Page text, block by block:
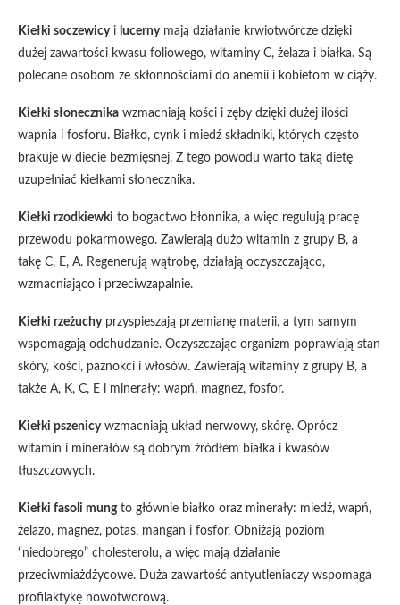
Kiełki soczewicyi lucernymają działanie krwiotwórcze dzięki
dużej zawartości kwasu foliowego, witaminy C, żelaza i białka. Są
polecane osobom ze skłonnościami do anemii i kobietom w ciąży.
Kiełki słonecznika wzmacniają kości i zęby dzięki dużej ilości
wapnia i fosforu. Białko, cynk i miedź składniki, których często
brakuje w diecie bezmięsnej. Z tego powodu warto taką dietę
uzupełniać kiełkami słonecznika.
Kiełki rzodkiewki to bogactwo błonnika, a więc regulują pracę
przewodu pokarmowego. Zawierają dużo witamin z grupy B, a
takę C, E, A. Regenerują wątrobę, działają oczyszczająco,
wzmacniająco i przeciwzapalnie.
Kiełki rzeżuchyprzyspieszają przemianę materii, a tym samym
wspomagają odchudzanie. Oczyszczając organizm poprawiają stan
skóry, kości, paznokci i włosów. Zawierają witaminy z grupy B, a
także A, K, C, E i minerały: wapń, magnez, fosfor.
Kiełki pszenicywzmacniają układ nerwowy, skórę. Oprócz
witamin i minerałów są dobrym źródłem białka i kwasów
tłuszczowych.
Kiełki fasoli mungto głównie białko oraz minerały: miedź, wapń,
żelazo, magnez, potas, mangan i fosfor. Obniżają poziom
“niedobrego” cholesterolu, a więc mają działanie
przeciwmiażdżycowe. Duża zawartość antyutleniaczy wspomaga
profilaktykę nowotworową.